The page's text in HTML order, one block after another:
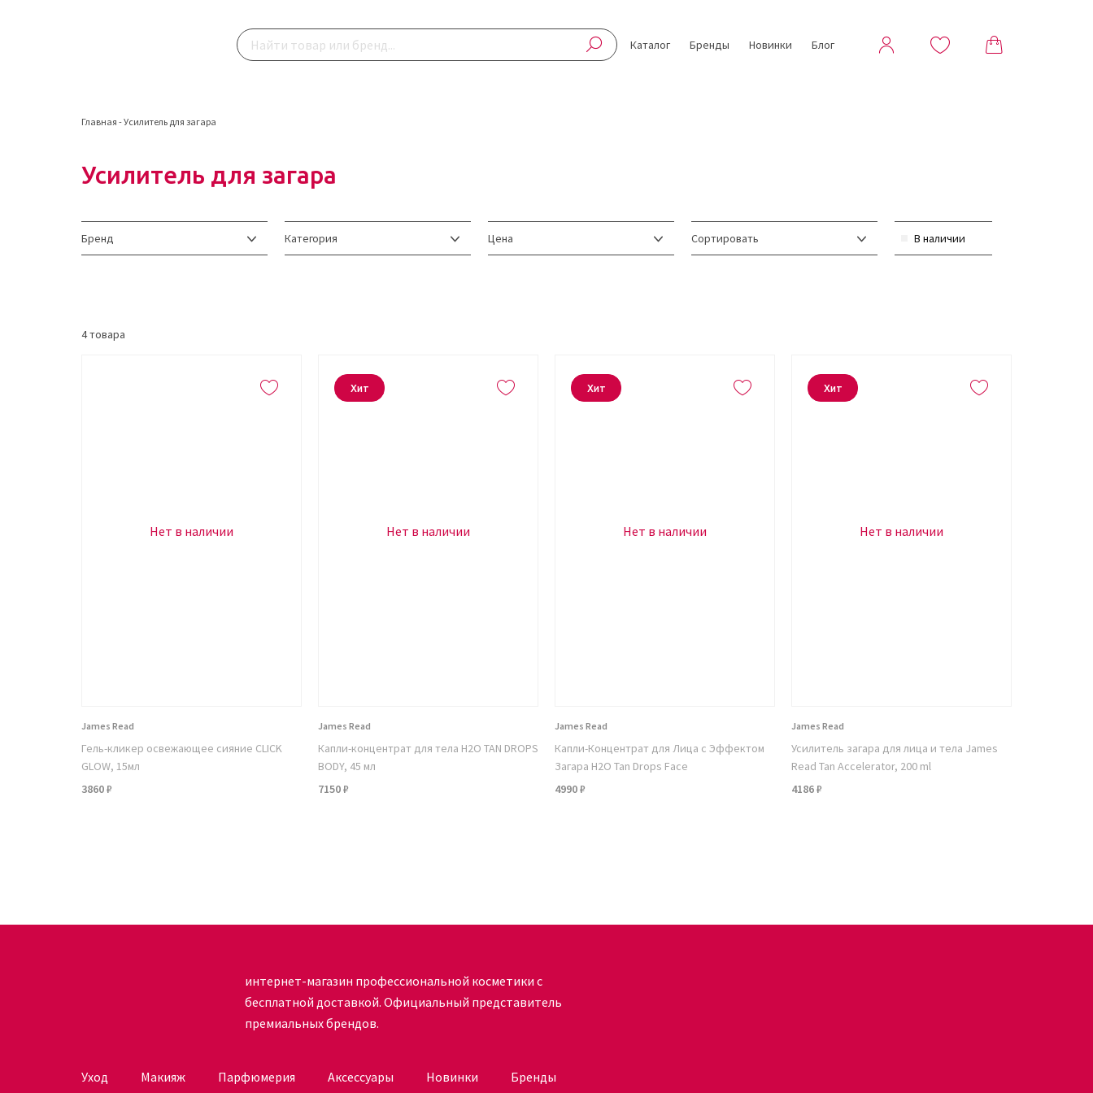
Каталог Бренды Новинки Блог
Главная -Усилитель для загара
Усилитель для загара
Бренд Категория Цена Сортировать В наличии
4товара
Нет в наличии
James Read
Гель-кликер освежающее сияние CLICK
GLOW, 15мл
3860 ₽
Нет в наличии
James Read
Капли-концентрат для тела H2O TAN DROPS
BODY, 45 мл
7150 ₽
Хит
Нет в наличии
James Read
Капли-Концентрат для Лица с Эффектом
Загара H2O Tan Drops Face
4990 ₽
Хит
Нет в наличии
James Read
Усилитель загара для лица и тела James
Read Tan Accelerator, 200 ml
4186 ₽
Хит
интернет-магазин профессиональной косметики с
бесплатной доставкой. Официальный представитель
премиальных брендов.
Уход Макияж Парфюмерия Аксессуары Новинки Бренды